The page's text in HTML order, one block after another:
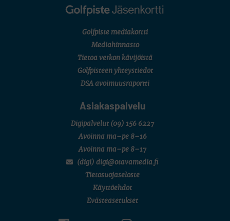
Golfpiste mediakortti
Mediahinnasto
Tietoa verkon kävijöistä
Golfpisteen yhteystiedot
DSA avoimuusraportti
Asiakaspalvelu
Digipalvelut (09) 156 6227
Avoinna ma–pe 8–16
Avoinna ma–pe 8–17
(digi) digi@otavamedia.fi
Tietosuojaseloste
Käyttöehdot
Evästeasetukset